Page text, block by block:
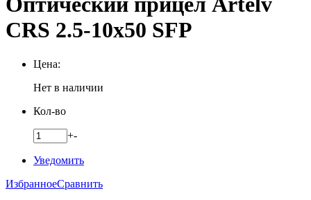
CRS 2.5-10x50 SFP
Цена:
Нет в наличии
Кол-во
+-
Уведомить
ИзбранноеСравнить